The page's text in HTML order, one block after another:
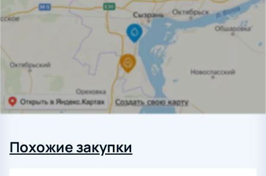
Похожие закупки